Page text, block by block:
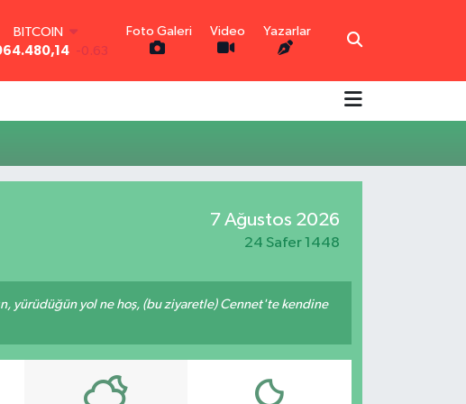
BITCOIN
-0.63
64,2463 0.07
GRAM ALTIN
Foto Galeri Video Yazarlar
7 Ağustos 2026
24 Safer 1448
yürüdüğün yol ne hoş, (bu ziyaretle) Cennet'te kendine